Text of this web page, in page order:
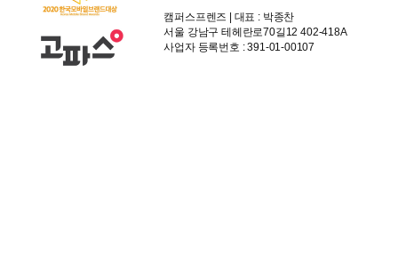
캠퍼스프렌즈 | 대표 : 박종찬
서울 강남구 테헤란로70길12 402-418A
사업자 등록번호 : 391-01-00107